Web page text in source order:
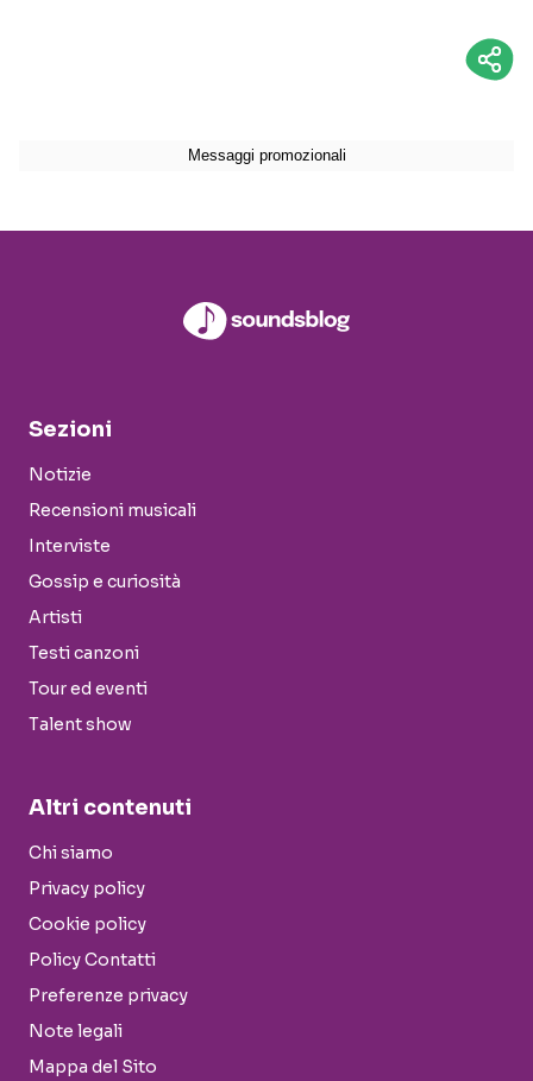
Sezioni
Notizie
Recensioni musicali
Interviste
Gossip e curiosità
Artisti
Testi canzoni
Tour ed eventi
Talent show
Altri contenuti
Chi siamo
Privacy policy
Cookie policy
Policy Contatti
Preferenze privacy
Note legali
Mappa del Sito